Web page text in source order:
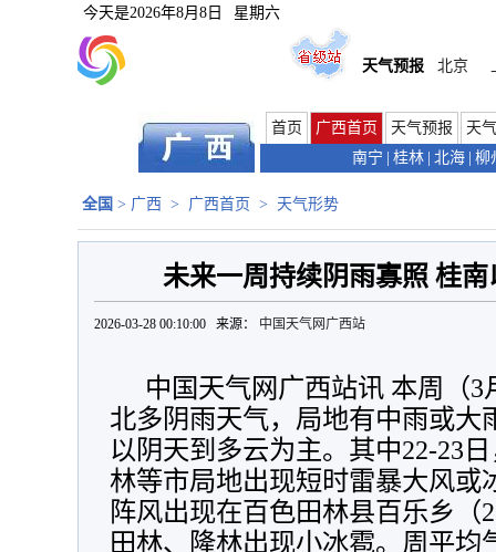
今天是2026年8月8日 星期六
天气预报 北京
首页 广西首页 天气预报
天
南宁
桂林 北海 柳
全国 > 广西 > 广西首页 > 天气形势
未来一周持续阴雨寡照 桂
2026-03-28 00:10:00 来源： 中国天气网广西站
中国天气网广西站讯 本周（3
北多阴雨天气，局地有中雨或大
以阴天到多云为主。其中22-23
林等市局地出现短时雷暴大风或
阵风出现在百色田林县百乐乡（
田林、隆林出现小冰雹。周平